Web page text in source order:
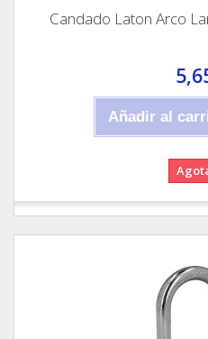
Candado Laton Arco
Añadir al